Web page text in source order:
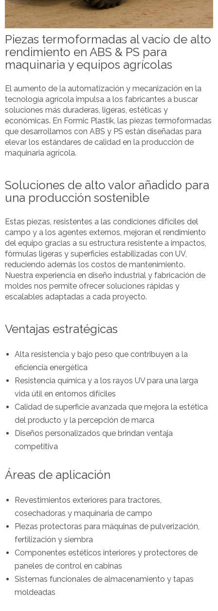
Piezas termoformadas al vacío de alto
rendimiento en ABS & PS para
maquinaria y equipos agrícolas
El aumento de la automatización y mecanización en la
tecnología agrícola impulsa a los fabricantes a buscar
soluciones más duraderas, ligeras, estéticas y
económicas. En Formic Plastik, las piezas termoformadas
que desarrollamos con ABS y PS están diseñadas para
elevar los estándares de calidad en la producción de
maquinaria agrícola.
Soluciones de alto valor añadido para
una producción sostenible
Estas piezas, resistentes a las condiciones difíciles del
campo y a los agentes externos, mejoran el rendimiento
del equipo gracias a su estructura resistente a impactos,
fórmulas ligeras y superficies estabilizadas con UV,
reduciendo además los costos de mantenimiento.
Nuestra experiencia en diseño industrial y fabricación de
moldes nos permite ofrecer soluciones rápidas y
escalables adaptadas a cada proyecto.
Ventajas estratégicas
Alta resistencia y bajo peso que contribuyen a la
eficiencia energética
Resistencia química y a los rayos UV para una larga
vida útil en entornos difíciles
Calidad de superficie avanzada que mejora la estética
del producto y la percepción de marca
Diseños personalizados que brindan ventaja
competitiva
Áreas de aplicación
Revestimientos exteriores para tractores,
cosechadoras y maquinaria de campo
Piezas protectoras para máquinas de pulverización,
fertilización y siembra
Componentes estéticos interiores y protectores de
paneles de control en cabinas
Sistemas funcionales de almacenamiento y tapas
moldeadas